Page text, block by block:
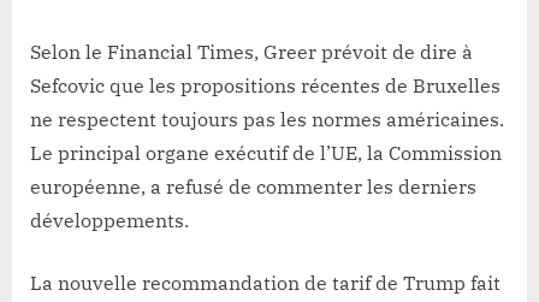
Selon le Financial Times, Greer prévoit de dire à
Sefcovic que les propositions récentes de Bruxelles
ne respectent toujours pas les normes américaines.
Le principal organe exécutif de l’UE, la Commission
européenne, a refusé de commenter les derniers
développements.
La nouvelle recommandation de tarif de Trump fait